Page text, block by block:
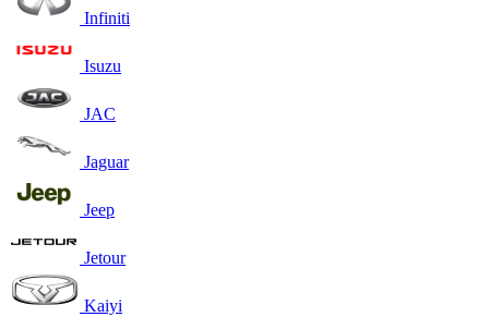
Infiniti
Isuzu
JAC
Jaguar
Jeep
Jetour
Kaiyi